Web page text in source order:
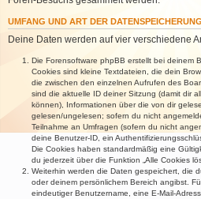
UMFANG UND ART DER DATENSPEICHERUNG
Deine Daten werden auf vier verschiedene
Die Forensoftware phpBB erstellt bei deinem
Cookies sind kleine Textdateien, die dein
die zwischen den einzelnen Aufrufen des
sind die aktuelle ID deiner Sitzung (damit dir
können), Informationen über die von dir
gelesen/ungelesen; sofern du nicht
Teilnahme an Umfragen (sofern du nicht
deine Benutzer-ID, ein
Die Cookies haben standardmäßig eine
du jederzeit über die Funktion „Alle Cookies
Weiterhin werden die Daten gespeichert, die
oder deinem persönlichem Bereich angibst.
eindeutiger Benutzername, eine E-Mail-